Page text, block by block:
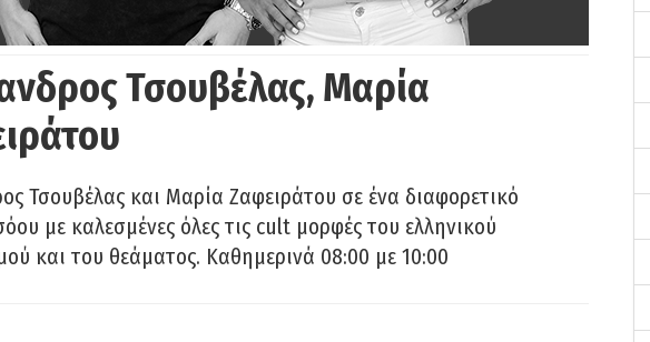
Τσουβέλας, Μαρία
Τσουβέλας και Μαρία Ζαφειράτου σε ένα διαφορετικό
με καλεσμένες όλες τις cult μορφές του ελληνικού
και του θεάματος. Καθημερινά 08:00 με 10:00